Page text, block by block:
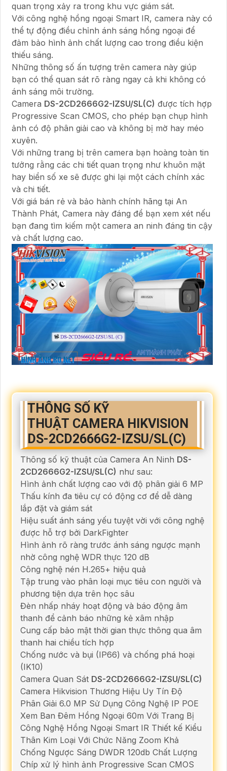
quan trọng xảy ra trong khu vực giám sát.
Với công nghệ hồng ngoại Smart IR, camera này có
thể tự động điều chỉnh ánh sáng hồng ngoại để
đảm bảo hình ảnh chất lượng cao trong điều kiện
thiếu sáng.
Những thông số ấn tượng trên camera này giúp
bạn có thể quan sát rõ ràng ngay cả khi không có
ánh sáng môi trường.
Camera DS-2CD2666G2-IZSU/SL(C) được tích hợp
Progressive Scan CMOS, cho phép bạn chụp hình
ảnh có độ phân giải cao và không bị mờ hay méo
xuyên.
Với những trang bị trên camera bạn hoàng toàn tin
tưởng rằng các chi tiết quan trọng như khuôn mặt
hay biển số xe sẽ được ghi lại một cách chính xác
và chi tiết.
Với giá bán rẻ và bảo hành chính hãng tại An
Thành Phát, Camera này đáng để bạn xem xét nếu
bạn đang tìm kiếm một camera an ninh đáng tin cậy
và chất lượng cao.
THÔNG SỐ KỸ
THUẬT CAMERA HIKVISION
DS-2CD2666G2-IZSU/SL(C)
Thông số kỹ thuật của Camera An Ninh DS-
2CD2666G2-IZSU/SL(C) như sau:
Hình ảnh chất lượng cao với độ phân giải 6 MP
Thấu kính đa tiêu cự có động cơ để dễ dàng
lắp đặt và giám sát
Hiệu suất ánh sáng yếu tuyệt vời với công nghệ
được hỗ trợ bởi DarkFighter
Hình ảnh rõ ràng trước ánh sáng ngược mạnh
nhờ công nghệ WDR thực 120 dB
Công nghệ nén H.265+ hiệu quả
Tập trung vào phân loại mục tiêu con người và
phương tiện dựa trên học sâu
Đèn nhấp nháy hoạt động và báo động âm
thanh để cảnh báo những kẻ xâm nhập
Cung cấp bảo mật thời gian thực thông qua âm
thanh hai chiều tích hợp
Chống nước và bụi (IP66) và chống phá hoại
(IK10)
Camera Quan Sát DS-2CD2666G2-IZSU/SL(C)
Camera Hikvision Thương Hiệu Uy Tín Độ
Phân Giải 6.0 MP Sử Dụng Công Nghệ IP POE
Xem Ban Đêm Hồng Ngoại 60m Với Trang Bị
Công Nghệ Hồng Ngoại Smart IR Thiết kế Kiểu
Thân Kim Loại Với Chức Năng Zoom Khả
Chống Ngược Sáng DWDR 120db Chất Lượng
Chíp xử lý hình ảnh Progressive Scan CMOS